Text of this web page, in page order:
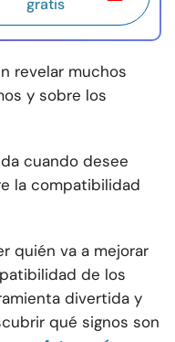
gratis
revelar muchos
y sobre los
cuando desee
la compatibilidad
quién va a mejorar
de los
divertida y
qué signos son